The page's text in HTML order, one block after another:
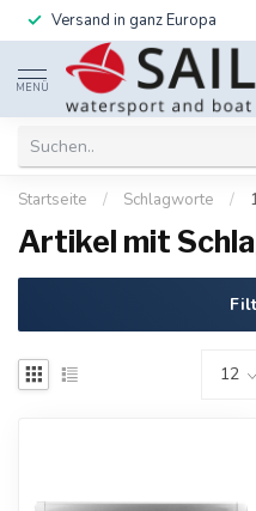
Versand in ganz Europa
MENÜ
Startseite / Schlagworte /
Artikel mit